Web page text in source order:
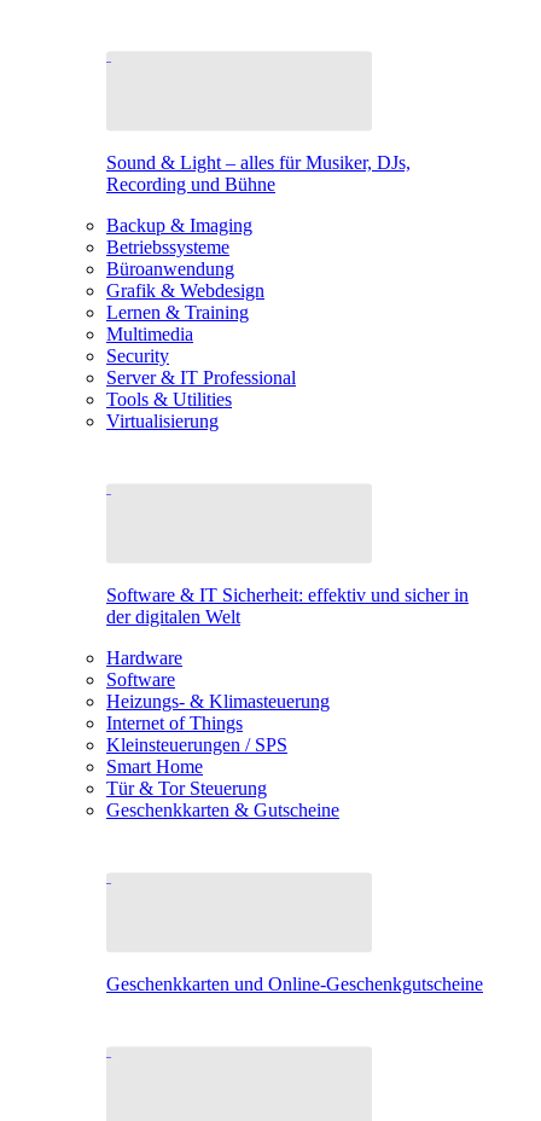
Sound & Light – alles für Musiker, DJs,
Recording und Bühne
Backup & Imaging
Betriebssysteme
Büroanwendung
Grafik & Webdesign
Lernen & Training
Multimedia
Security
Server & IT Professional
Tools & Utilities
Virtualisierung
Software & IT Sicherheit: effektiv und sicher in
der digitalen Welt
Hardware
Software
Heizungs- & Klimasteuerung
Internet of Things
Kleinsteuerungen / SPS
Smart Home
Tür & Tor Steuerung
Geschenkkarten & Gutscheine
Geschenkkarten und Online-Geschenkgutscheine